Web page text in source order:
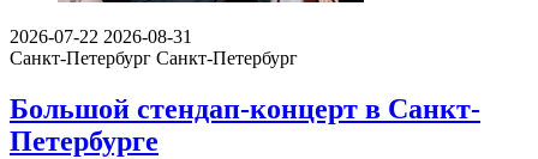
2026-07-22 2026-08-31
Санкт-Петербург Санкт-Петербург
Большой стендап-концерт в Санкт-
Петербурге